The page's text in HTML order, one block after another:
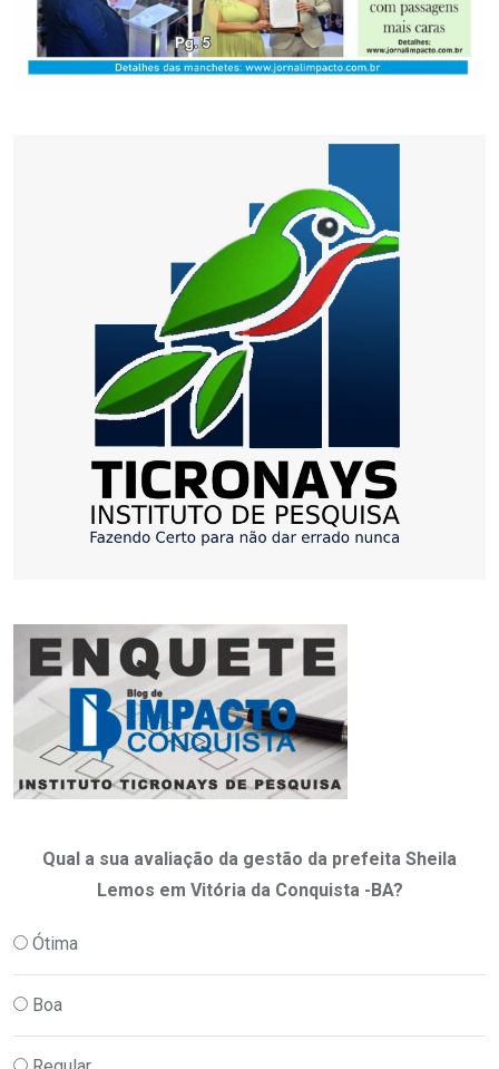
Qual a sua avaliação da gestão da prefeita Sheila
Lemos em Vitória da Conquista -BA?
Ótima
Boa